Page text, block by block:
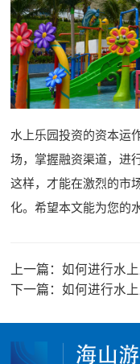
水上乐园投资的资本运
场，掌握融资渠道，进
这样，才能在激烈的市
化。希望本文能为您的
上一篇：如何进行水
下一篇：如何进行水